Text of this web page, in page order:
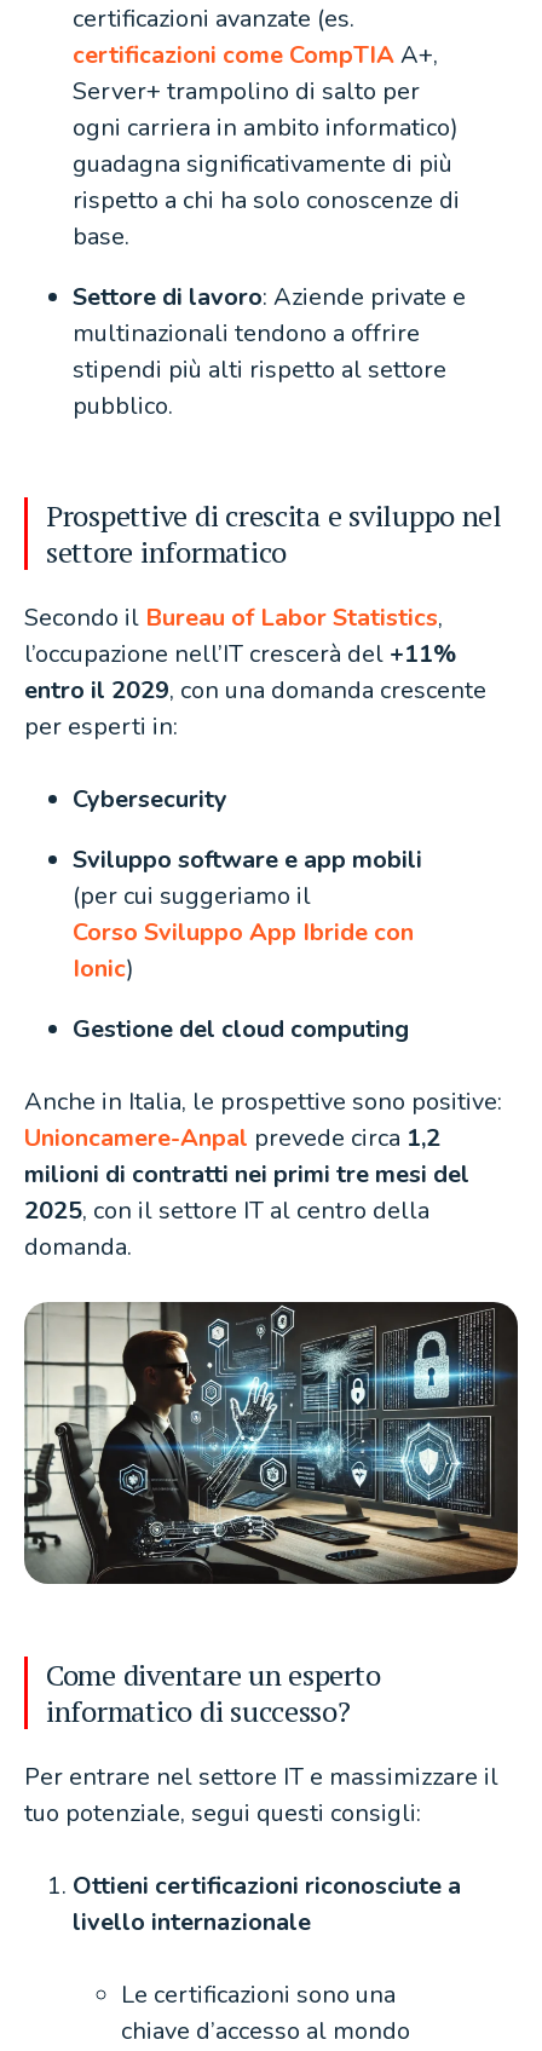
certificazioni avanzate (es.
certificazioni come CompTIAA+,
Server+ trampolino di salto per
ogni carriera in ambito informatico)
guadagna significativamente di più
rispetto a chi ha solo conoscenze di
base.
Settore di lavoro: Aziende private e
multinazionali tendono a offrire
stipendi più alti rispetto al settore
pubblico.
Prospettive di crescita e sviluppo nel
settore informatico
Secondo il Bureau of Labor Statistics,
l’occupazione nell’IT crescerà del +11%
entro il 2029, con una domanda crescente
per esperti in:
Cybersecurity
Sviluppo software e app mobili
(per cui suggeriamo il
Corso Sviluppo App Ibride con
Ionic)
Gestione del cloud computing
Anche in Italia, le prospettive sono positive:
Unioncamere-Anpal prevede circa 1,2
milioni di contratti nei primi tre mesi del
2025, con il settore IT al centro della
domanda.
Come diventare un esperto
informatico di successo?
Per entrare nel settore IT e massimizzare il
tuo potenziale, segui questi consigli:
Ottieni certificazioni riconosciute a
livello internazionale
Le certificazioni sono una
chiave d’accesso al mondo